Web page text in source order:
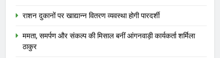
राशन दुकानों पर खाद्यान्न वितरण व्यवस्था होगी पारदर्शी
ममता, समर्पण और संकल्प की मिसाल बनीं आंगनवाड़ी कार्यकर्ता शर्मिला
ठाकुर